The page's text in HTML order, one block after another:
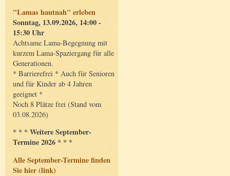
"Lamas hautnah" erleben
Sonntag, 13.09.2026, 14:00 -
15:30 Uhr
Achtsame Lama-Begegnung mit
kurzem Lama-Spaziergang für alle
Generationen.
* Barrierefrei * Auch für Senioren
und für Kinder ab 4 Jahren
geeignet *
Noch 8 Plätze frei (Stand vom
03.08.2026)
* * * Weitere September-
Termine 2026 * * *
Alle September-Termine finden
Sie hier (link)